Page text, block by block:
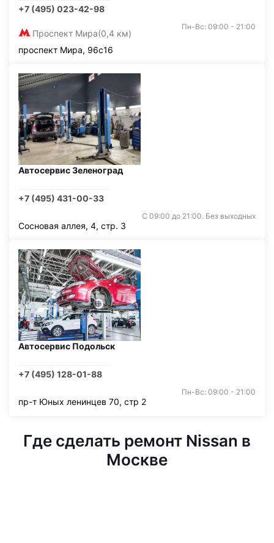
+7 (495) 023-42-98
Проспект Мира(0,4 км)
Пн-Вс: 09:00 - 21:00
проспект Мира, 96с16
Автосервис Зеленоград
+7 (495) 431-00-33
С 09:00 до 21:00. Без выходных
Сосновая аллея, 4, стр. 3
Автосервис Подольск
+7 (495) 128-01-88
Пн-Вс: 09:00 - 21:00
пр-т Юных ленинцев 70, стр 2
Где сделать ремонт Nissan в
Москве